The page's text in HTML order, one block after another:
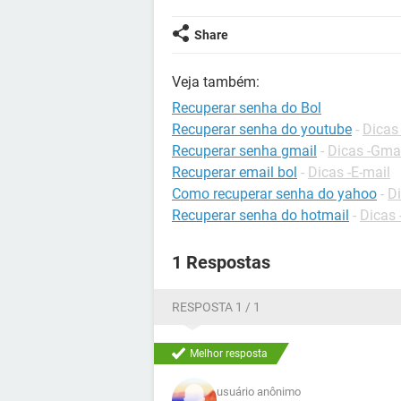
Share
Veja também:
Recuperar senha do Bol
Recuperar senha do youtube - Dicas
Recuperar senha gmail - Dicas -
Recuperar email bol - Dicas -E-mail
Como recuperar senha do yahoo -
Recuperar senha do hotmail - Dicas
1 Respostas
RESPOSTA 1 / 1
Melhor resposta
usuário anônimo